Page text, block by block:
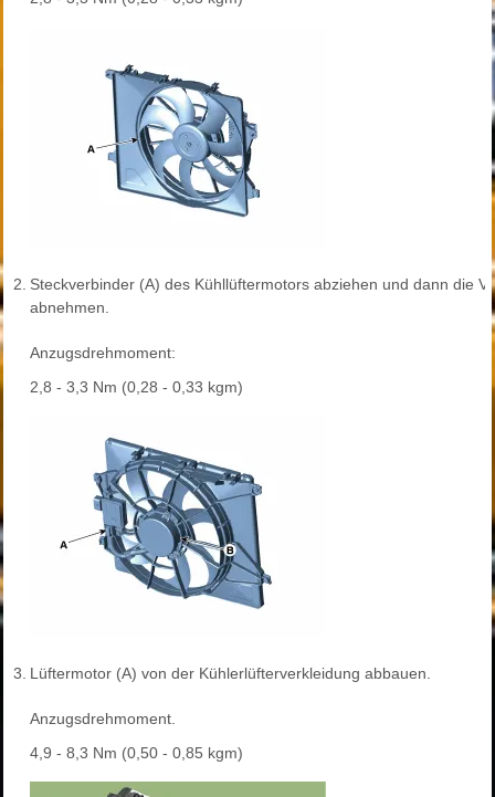
2. Steckverbinder (A) des Kühllüftermotors abziehen und dann die
abnehmen.
Anzugsdrehmoment:
2,8 - 3,3 Nm (0,28 - 0,33 kgm)
3. Lüftermotor (A) von der Kühlerlüfterverkleidung abbauen.
Anzugsdrehmoment.
4,9 - 8,3 Nm (0,50 - 0,85 kgm)